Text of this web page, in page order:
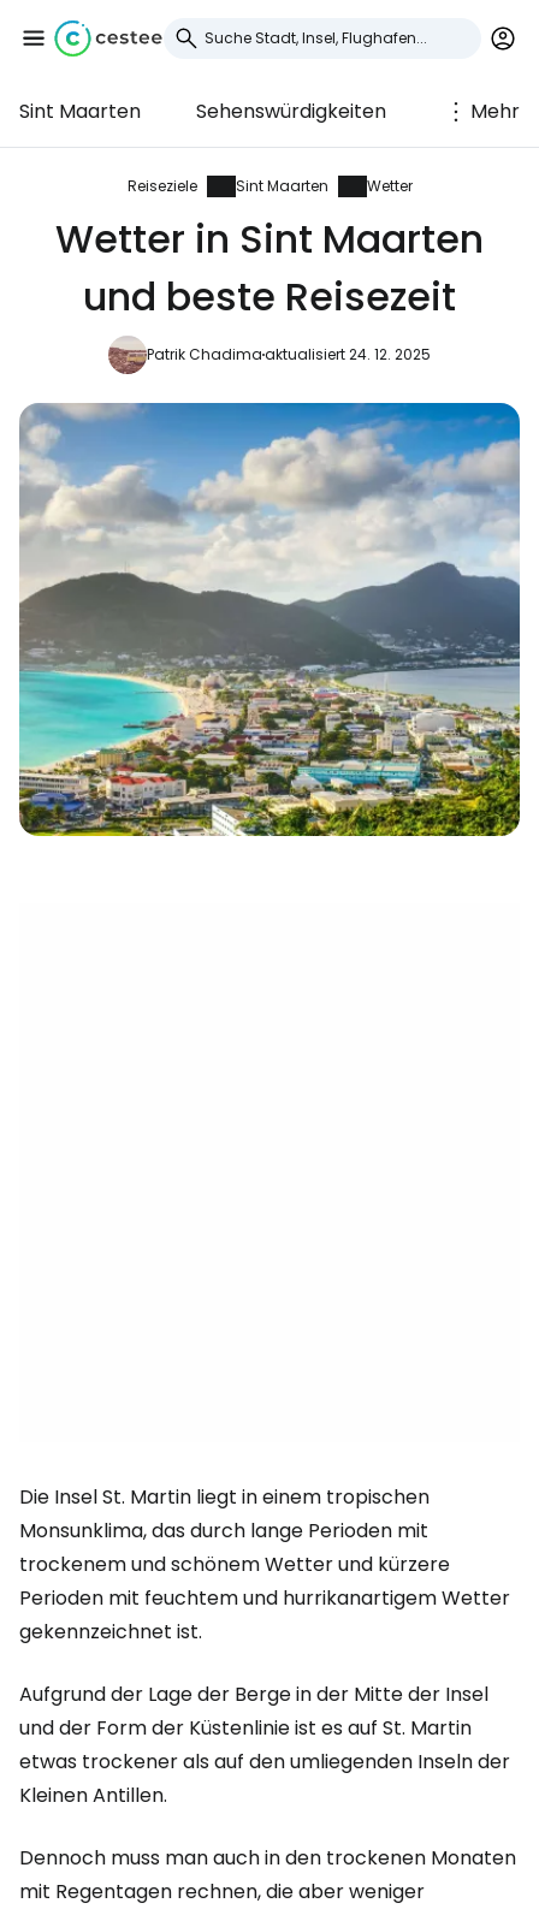
Sint Maarten Sehenswürdigkeiten Mehr
Reiseziele Sint Maarten Wetter
Wetter in Sint Maarten
und beste Reisezeit
Patrik Chadimaaktualisiert 24. 12. 2025
Die Insel St. Martin liegt in einem tropischen
Monsunklima, das durch lange Perioden mit
trockenem und schönem Wetter und kürzere
Perioden mit feuchtem und hurrikanartigem Wetter
gekennzeichnet ist.
Aufgrund der Lage der Berge in der Mitte der Insel
und der Form der Küstenlinie ist es auf St. Martin
etwas trockener als auf den umliegenden Inseln der
Kleinen Antillen.
Dennoch muss man auch in den trockenen Monaten
mit Regentagen rechnen, die aber weniger
Anmeldung bei
Cestee
... die weltweite Reise-Community
Weiter mit Facebook
Weiter mit E-Mail